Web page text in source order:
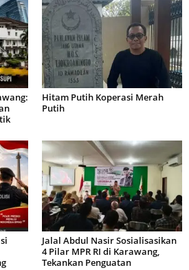
Hitam Putih Koperasi Merah
Putih
Jalal Abdul Nasir Sosialisasikan
4 Pilar MPR RI di Karawang,
Tekankan Penguatan